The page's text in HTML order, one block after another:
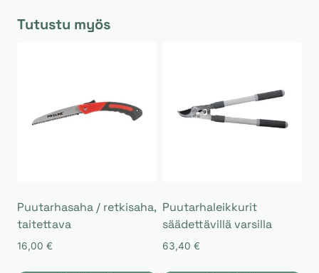
Tutustu myös
Puutarhasaha / retkisaha,
taitettava
16,00 €
Puutarhaleikkurit
säädettävillä varsilla
63,40 €